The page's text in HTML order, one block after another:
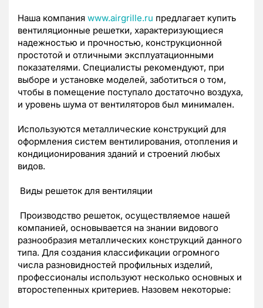
Наша компания www.airgrille.ru предлагает купить
вентиляционные решетки, характеризующиеся
надежностью и прочностью, конструкционной
простотой и отличными эксплуатационными
показателями. Специалисты рекомендуют, при
выборе и установке моделей, заботиться о том,
чтобы в помещение поступало достаточно воздуха,
и уровень шума от вентиляторов был минимален.
Используются металлические конструкций для
оформления систем вентилирования, отопления и
кондиционирования зданий и строений любых
видов.
Виды решеток для вентиляции
Производство решеток, осуществляемое нашей
компанией, основывается на знании видового
разнообразия металлических конструкций данного
типа. Для создания классификации огромного
числа разновидностей профильных изделий,
профессионалы используют несколько основных и
второстепенных критериев. Назовем некоторые: